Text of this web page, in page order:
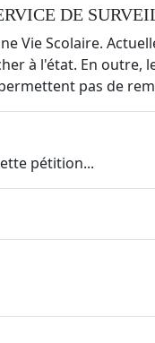
DE
Scolaire.
à l'état. En
pas de
pétition...